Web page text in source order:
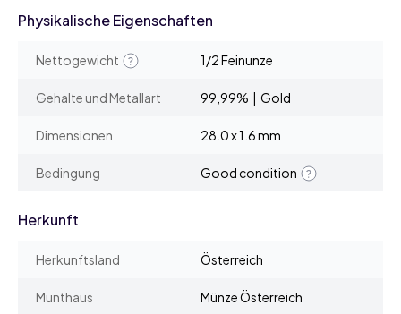
Physikalische Eigenschaften
Nettogewicht 1/2 Feinunze
Gehalte und Metallart 99,99% | Gold
Dimensionen 28.0 x 1.6 mm
Bedingung Good condition
Herkunft
Herkunftsland Österreich
Munthaus Münze Österreich